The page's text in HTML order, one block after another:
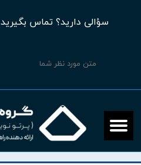
سؤالی دارید؟ تماس بگیرید 02188970256